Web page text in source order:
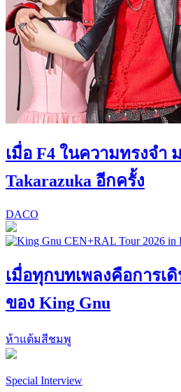
เมื่อ F4 ในความทรงจำ
Takarazuka อีกครั้ง
DACO
เมื่อทุกบทเพลงคือการเ
ของ King Gnu
ห้าแต้มสีชมพู
Special Interview